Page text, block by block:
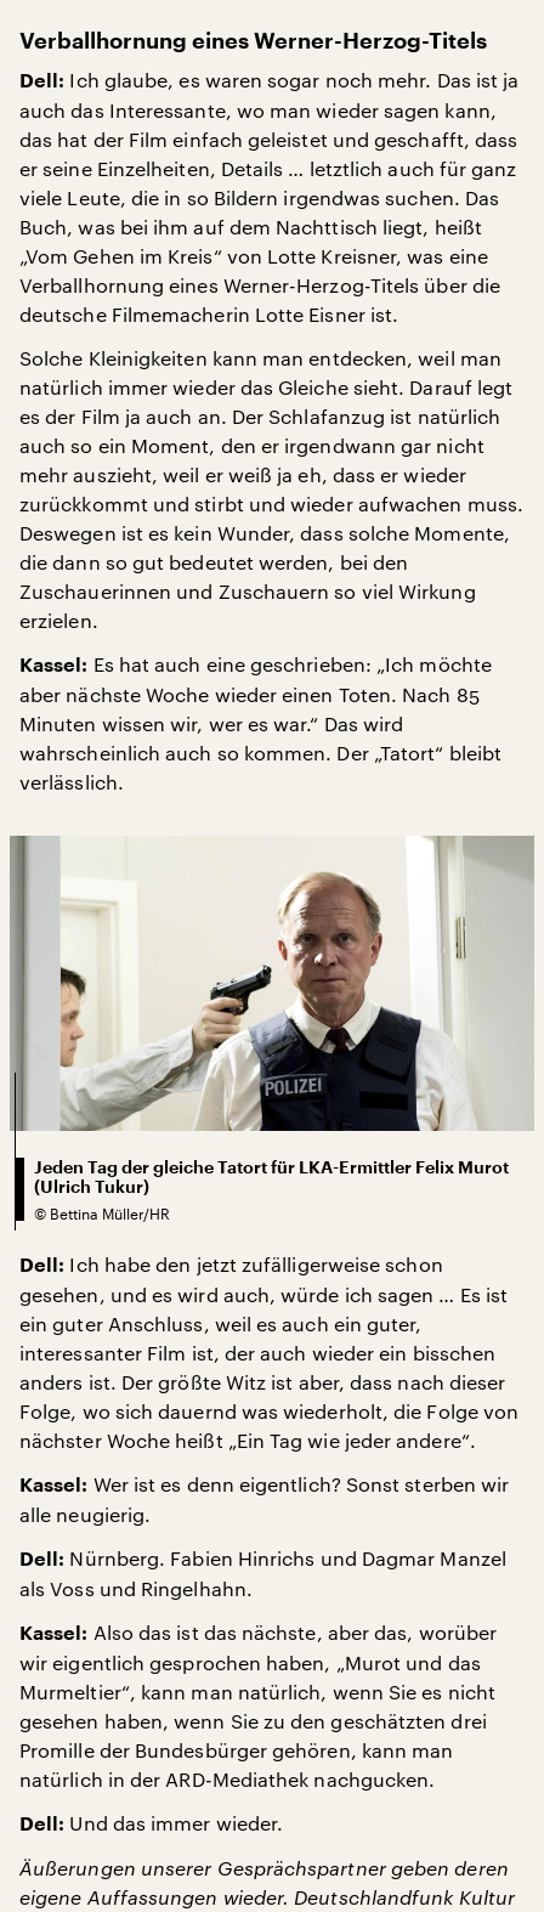
Verballhornung eines Werner-Herzog-Titels
Dell: Ich glaube, es waren sogar noch mehr. Das ist ja
auch das Interessante, wo man wieder sagen kann,
das hat der Film einfach geleistet und geschafft, dass
er seine Einzelheiten, Details … letztlich auch für ganz
viele Leute, die in so Bildern irgendwas suchen. Das
Buch, was bei ihm auf dem Nachttisch liegt, heißt
„Vom Gehen im Kreis“ von Lotte Kreisner, was eine
Verballhornung eines Werner-Herzog-Titels über die
deutsche Filmemacherin Lotte Eisner ist.
Solche Kleinigkeiten kann man entdecken, weil man
natürlich immer wieder das Gleiche sieht. Darauf legt
es der Film ja auch an. Der Schlafanzug ist natürlich
auch so ein Moment, den er irgendwann gar nicht
mehr auszieht, weil er weiß ja eh, dass er wieder
zurückkommt und stirbt und wieder aufwachen muss.
Deswegen ist es kein Wunder, dass solche Momente,
die dann so gut bedeutet werden, bei den
Zuschauerinnen und Zuschauern so viel Wirkung
erzielen.
Kassel: Es hat auch eine geschrieben: „Ich möchte
aber nächste Woche wieder einen Toten. Nach 85
Minuten wissen wir, wer es war.“ Das wird
wahrscheinlich auch so kommen. Der „Tatort“ bleibt
verlässlich.
Jeden Tag der gleiche Tatort für LKA-Ermittler Felix Murot
(Ulrich Tukur)
© Bettina Müller/HR
Dell: Ich habe den jetzt zufälligerweise schon
gesehen, und es wird auch, würde ich sagen … Es ist
ein guter Anschluss, weil es auch ein guter,
interessanter Film ist, der auch wieder ein bisschen
anders ist. Der größte Witz ist aber, dass nach dieser
Folge, wo sich dauernd was wiederholt, die Folge von
nächster Woche heißt „Ein Tag wie jeder andere“.
Kassel: Wer ist es denn eigentlich? Sonst sterben wir
alle neugierig.
Dell: Nürnberg. Fabien Hinrichs und Dagmar Manzel
als Voss und Ringelhahn.
Kassel: Also das ist das nächste, aber das, worüber
wir eigentlich gesprochen haben, „Murot und das
Murmeltier“, kann man natürlich, wenn Sie es nicht
gesehen haben, wenn Sie zu den geschätzten drei
Promille der Bundesbürger gehören, kann man
natürlich in der ARD-Mediathek nachgucken.
Dell: Und das immer wieder.
Äußerungen unserer Gesprächspartner geben deren
eigene Auffassungen wieder. Deutschlandfunk Kultur